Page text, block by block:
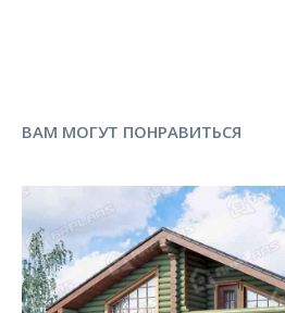
ВАМ МОГУТ ПОНРАВИТЬСЯ